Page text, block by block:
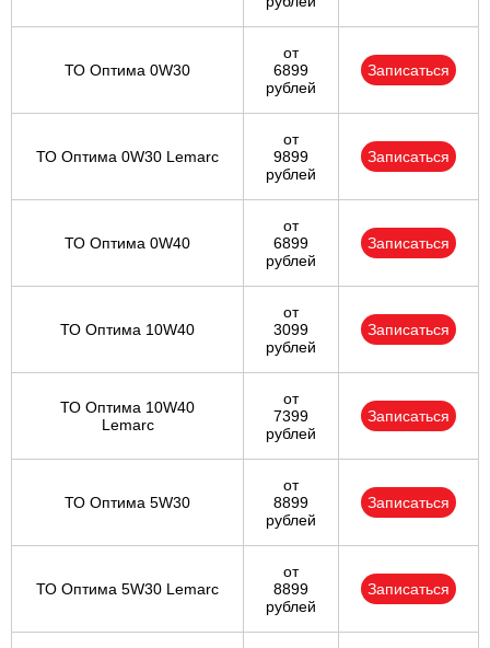
ТО Оптима 0W30
от
6899
рублей
Записаться
ТО Оптима 0W30 Lemarc
от
9899
рублей
Записаться
ТО Оптима 0W40
от
6899
рублей
Записаться
ТО Оптима 10W40
от
3099
рублей
Записаться
ТО Оптима 10W40
Lemarc
от
7399
рублей
Записаться
ТО Оптима 5W30
от
8899
рублей
Записаться
ТО Оптима 5W30 Lemarc
от
8899
рублей
Записаться